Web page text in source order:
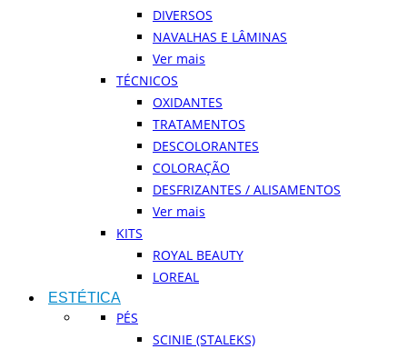
DIVERSOS
NAVALHAS E LÂMINAS
Ver mais
TÉCNICOS
OXIDANTES
TRATAMENTOS
DESCOLORANTES
COLORAÇÃO
DESFRIZANTES / ALISAMENTOS
Ver mais
KITS
ROYAL BEAUTY
LOREAL
ESTÉTICA
PÉS
SCINIE (STALEKS)